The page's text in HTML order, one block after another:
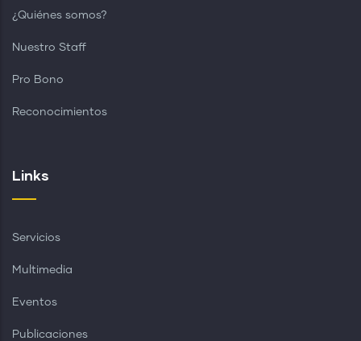
¿Quiénes somos?
Nuestro Staff
Pro Bono
Reconocimientos
Links
Servicios
Multimedia
Eventos
Publicaciones